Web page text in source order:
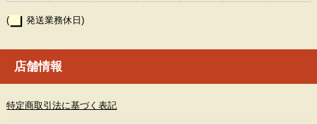
( 発送業務休日)
店舗情報
特定商取引法に基づく表記